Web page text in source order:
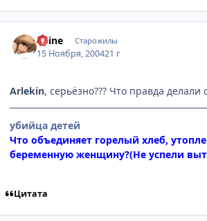
Shine Старожилы
15 Ноября, 200421 г
Arlekin, серьёзно??? Что правда делали
убийца детей
Что объединяет горелый хлеб,
беременную женщину?(Не успели
Цитата